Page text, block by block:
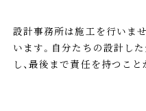
設計事務所は施工を行いま
います。自分たちの設計し
し、最後まで責任を持つこ